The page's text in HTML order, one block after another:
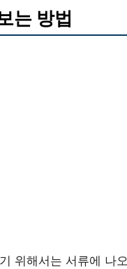
는 방법
위해서는 서류에 나